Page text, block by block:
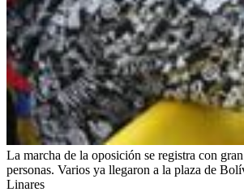
La marcha de la oposición se registra con
personas. Varios ya llegaron a la plaza de
Linares